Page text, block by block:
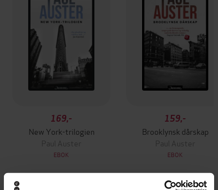
169,-
New York-trilogien
Paul Auster
EBOK
159,-
Brooklynsk dårskap
Paul Auster
EBOK